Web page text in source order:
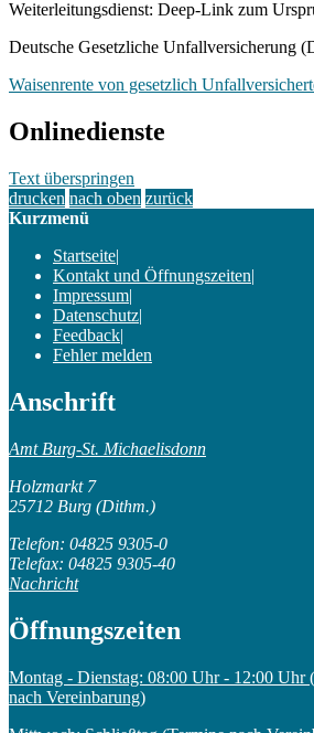
Weiterleitungsdienst: Deep-Link zum
Deutsche Gesetzliche Unfallversicherung
Waisenrente von gesetzlich
Onlinedienste
Text überspringen
drucken nach oben zurück
Kurzmenü
Startseite|
Kontakt und Öffnungszeiten|
Impressum|
Datenschutz|
Feedback|
Fehler melden
Anschrift
Amt Burg-St. Michaelisdonn
Holzmarkt 7
25712 Burg (Dithm.)
Telefon: 04825 9305-0
Telefax: 04825 9305-40
Nachricht
Öffnungszeiten
Montag - Dienstag: 08:00 Uhr - 12:00 Uhr
nach Vereinbarung)